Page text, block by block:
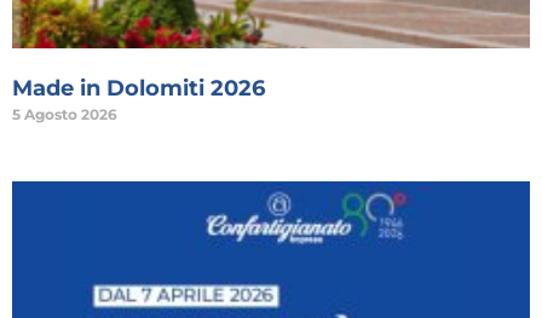
Made in Dolomiti 2026
5 Agosto 2026